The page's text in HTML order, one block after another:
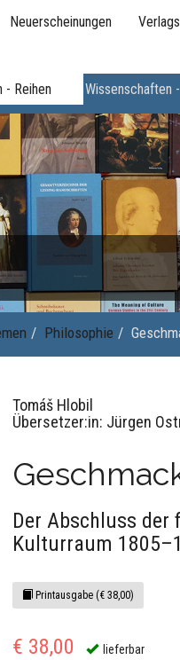
Neuerscheinungen
- Reihen Wissenschaften
Philosophie
Tomáš Hlobil
Übersetzer:in: Jürgen
Der Abschluss
Kulturraum
Printausgabe (€ 38,00)
€ 38,00 lieferbar